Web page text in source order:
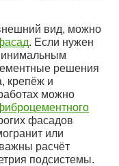
вид, можно
. Если нужен
решения
крепёж и
можно
фасадов
или
расчёт
подсистемы.